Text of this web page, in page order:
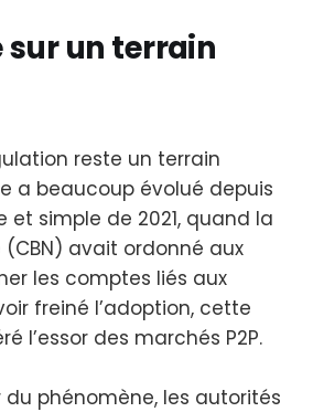
un terrain
reste un terrain
a beaucoup évolué depuis
et simple de 2021, quand la
avait ordonné aux
les comptes liés aux
freiné l’adoption, cette
l’essor des marchés P2P.
du phénomène, les autorités